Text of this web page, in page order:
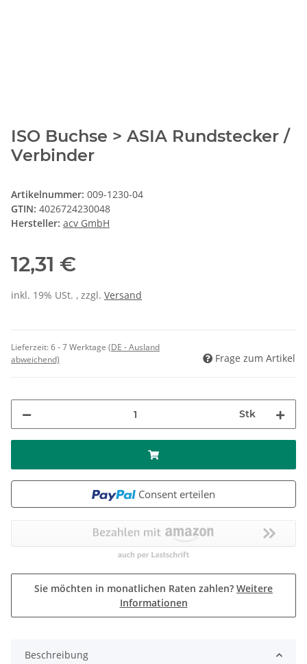
ISO Buchse > ASIA Rundstecker /
Verbinder
Artikelnummer: 009-1230-04
GTIN: 4026724230048
Hersteller: acv GmbH
12,31 €
inkl. 19% USt. , zzgl. Versand
Lieferzeit:6 - 7 Werktage (DE - Ausland
abweichend)
Frage zum Artikel
Stk
Consent erteilen
Sie möchten in monatlichen Raten zahlen? Weitere
Informationen
Beschreibung